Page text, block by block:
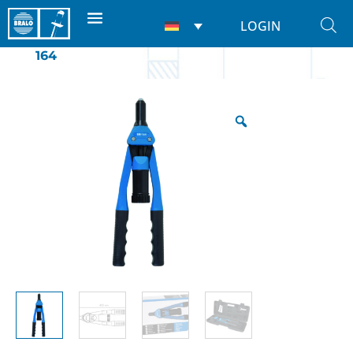
LOGIN
Start/ Nietwerkzeuge Für nieten/ BM-
164